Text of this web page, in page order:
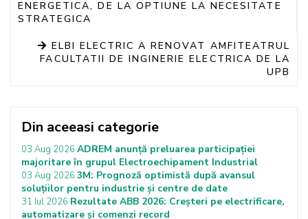
ENERGETICA, DE LA OPTIUNE LA NECESITATE
STRATEGICA
ELBI ELECTRIC A RENOVAT AMFITEATRUL
FACULTATII DE INGINERIE ELECTRICA DE LA
UPB
Din aceeasi categorie
03 Aug 2026 ADREM anunță preluarea participației
majoritare în grupul Electroechipament Industrial
03 Aug 2026 3M: Prognoză optimistă după avansul
soluțiilor pentru industrie și centre de date
31 Iul 2026 Rezultate ABB 2026: Creșteri pe electrificare,
automatizare și comenzi record